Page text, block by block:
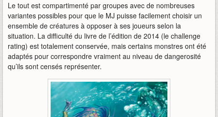
Le tout est compartimenté par groupes avec de nombreuses
variantes possibles pour que le MJ puisse facilement choisir un
ensemble de créatures à opposer à ses joueurs selon la
situation. La difficulté du livre de l’édition de 2014 (le challenge
rating) est totalement conservée, mais certains monstres ont été
adaptés pour correspondre vraiment au niveau de dangerosité
qu’ils sont censés représenter.